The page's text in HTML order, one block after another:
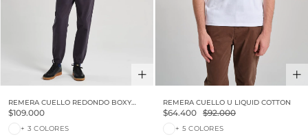
REMERA CUELLO REDONDO BOXY
LUXURY TOUCH
$109.000
+ 3 COLORES
REMERA CUELLO U LIQUID COTTON
$64.400 $92.000
+ 5 COLORES